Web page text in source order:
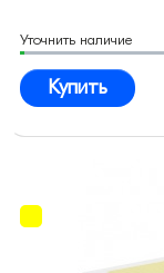
Уточнить наличие
Купить